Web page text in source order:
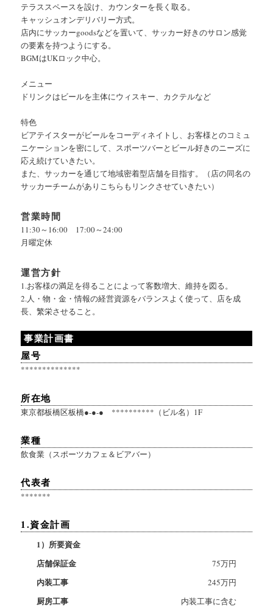
テラススペースを設け、カウンターを長く取る。
キャッシュオンデリバリー方式。
店内にサッカーgoodsなどを置いて、サッカー好きのサロン感覚
の要素を持つようにする。
BGMはUKロック中心。
メニュー
ドリンクはビールを主体にウィスキー、カクテルなど
特色
ビアテイスターがビールをコーディネイトし、お客様とのコミュ
ニケーションを密にして、スポーツバーとビール好きのニーズに
応え続けていきたい。
また、サッカーを通じて地域密着型店舗を目指す。（店の同名の
サッカーチームがありこちらもリンクさせていきたい）
営業時間
11:30～16:00 17:00～24:00
月曜定休
運営方針
1.お客様の満足を得ることによって客数増大、維持を図る。
2.人・物・金・情報の経営資源をバランスよく使って、店を成
長、繁栄させること。
事業計画書
屋号
**************
所在地
東京都板橋区板橋●-●-● **********（ビル名）1F
業種
飲食業（スポーツカフェ＆ビアバー）
代表者
*******
1.資金計画
1）所要資金
店舗保証金
75万円
内装工事 245万円
厨房工事 内装工事に含む